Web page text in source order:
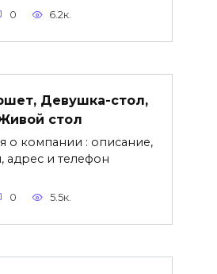
0 6.2к.
Девушка-стол,
стол
о компании : описание,
адрес и телефон
0 5.5к.